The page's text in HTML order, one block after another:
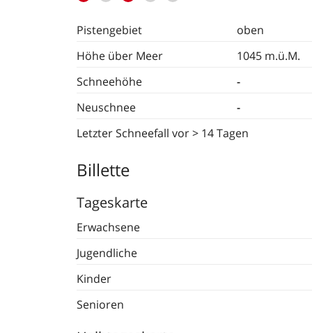
Pistengebiet oben
Höhe über Meer
1045 m.ü.M.
Schneehöhe
-
Neuschnee
-
Letzter Schneefall vor > 14 Tagen
Billette
Tageskarte
Erwachsene
Jugendliche
Kinder
Senioren